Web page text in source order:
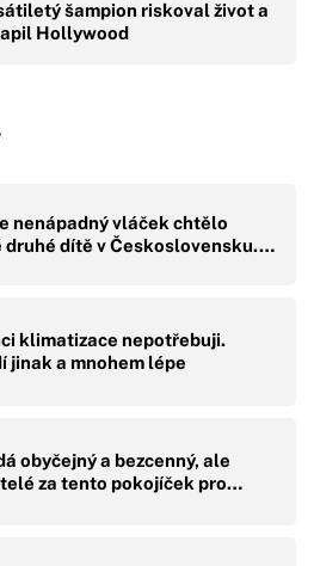
šampion riskoval život a
Hollywood
nenápadný vláček chtělo
druhé dítě v Československu.…
klimatizace nepotřebuji.
jinak a mnohem lépe
obyčejný a bezcenný, ale
za tento pokojíček pro…